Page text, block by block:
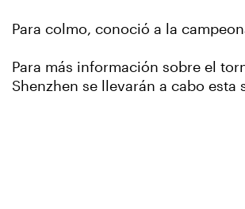
Para colmo, conoció a la
Para más información sobre el
Shenzhen se llevarán a cabo esta